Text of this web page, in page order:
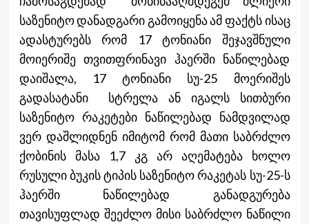
საზენიტო დანადგარი გამოიყენა ამ ფაქტს ისაც
ადასტურებს რომ 17 ტონიანი შეჯავშნული
მოიერიშე თვითფრინავი ჰაერში ნაწილებად
დაიშალა, 17 ტონიანი სუ-25 მოერიშეს
გადასატანი სტრელა ან იგალს სითბური
საზენიტო რაკეტები ნაწილებად ნამდვილად
ვერ დაშლიდნენ იმიტომ რომ მათი საბრძლო
ქობინის მასა 1,7 კგ არ აღემატება ხოლო
რუსული ბუკის ტიპის საზენიტო რაკეტას სუ-25-ს
ჰაერში ნაწილებად განადგურება
თავისუფლად შეეძლო მისი საბრძლო ნაწილი